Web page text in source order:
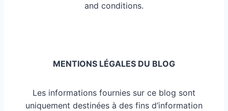
and conditions.
MENTIONS LÉGALES DU BLOG
Les informations fournies sur ce blog sont
uniquement destinées à des fins d’information